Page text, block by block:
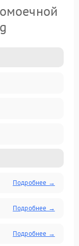
Подробнее →
Подробнее →
Подробнее →